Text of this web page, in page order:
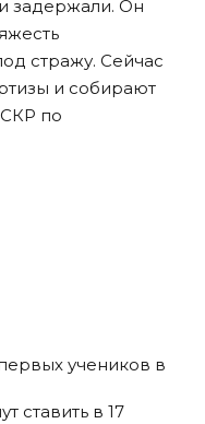
задержали. Он
стражу. Сейчас
и собирают
по
учеников в
ставить в 17